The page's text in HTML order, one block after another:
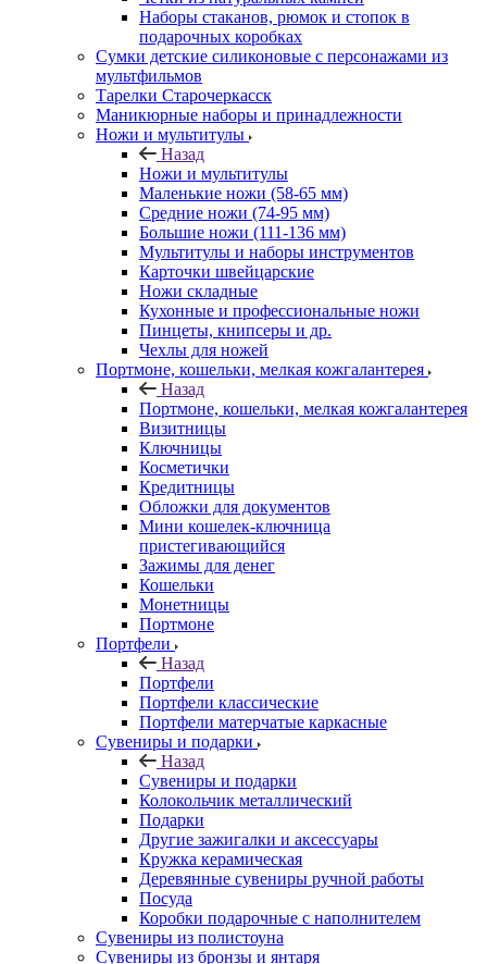
Наборы стаканов, рюмок и стопок в
подарочных коробках
Сумки детские силиконовые с персонажами из
мультфильмов
Тарелки Старочеркасск
Маникюрные наборы и принадлежности
Ножи и мультитулы
Назад
Ножи и мультитулы
Маленькие ножи (58-65 мм)
Средние ножи (74-95 мм)
Большие ножи (111-136 мм)
Мультитулы и наборы инструментов
Карточки швейцарские
Ножи складные
Кухонные и профессиональные ножи
Пинцеты, книпсеры и др.
Чехлы для ножей
Портмоне, кошельки, мелкая кожгалантерея
Назад
Портмоне, кошельки, мелкая кожгалантерея
Визитницы
Ключницы
Косметички
Кредитницы
Обложки для документов
Мини кошелек-ключница
пристегивающийся
Зажимы для денег
Кошельки
Монетницы
Портмоне
Портфели
Назад
Портфели
Портфели классические
Портфели матерчатые каркасные
Сувениры и подарки
Назад
Сувениры и подарки
Колокольчик металлический
Подарки
Другие зажигалки и аксессуары
Кружка керамическая
Деревянные сувениры ручной работы
Посуда
Коробки подарочные с наполнителем
Сувениры из полистоуна
Сувениры из бронзы и янтаря